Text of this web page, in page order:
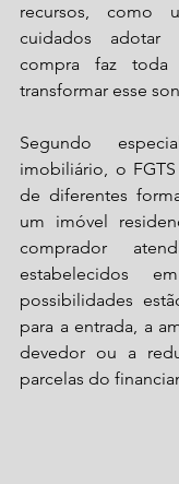
recursos, como
cuidados
compra faz toda
transformar esse
Segundo
imobiliário, o
de diferentes
um imóvel
comprador
estabelecidos
possibilidades
para a entrada, a
devedor ou a
parcelas do